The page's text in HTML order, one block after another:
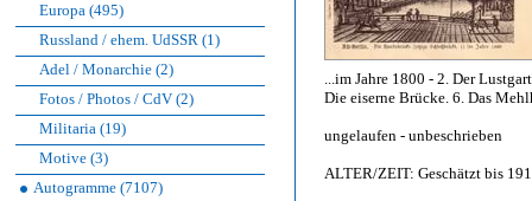
Europa (495)
Russland / ehem. UdSSR (1)
Adel / Monarchie (2)
Fotos / Photos / CdV (2)
Militaria (19)
Motive (3)
Autogramme (7107)
...im Jahre 1800 - 2. Der
Die eiserne Brücke. 6. Das
ungelaufen - unbeschrieben
ALTER/ZEIT: Geschätzt bis